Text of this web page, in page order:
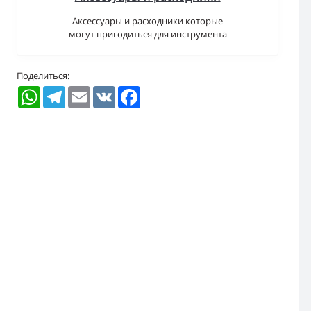
Аксессуары и расходники которые
могут пригодиться для инструмента
Поделиться:
WhatsAppTelegramEmail VK